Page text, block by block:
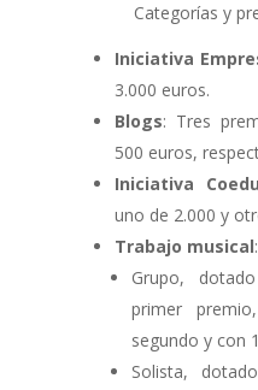
Categorías y
Iniciativa
3.000 euros.
Blogs: Tres
500 euros,
Iniciativa
uno de 2.000 y
Trabajo musical:
Grupo,
primer
segundo y con
Solista,